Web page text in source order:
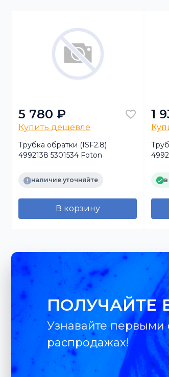
5 780 ₽
Купить дешевле
Трубка обратки (ISF2.8)
4992138 5301534 Foton
наличие уточняйте
В корзину
1
ПОЛУЧАЙТЕ
Узнавайте первыми
распродажах!